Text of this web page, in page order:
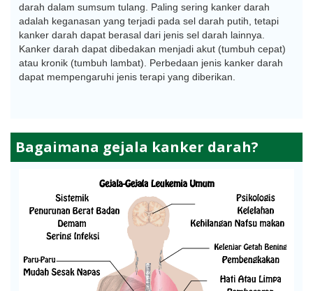
darah dalam sumsum tulang. Paling sering kanker darah
adalah keganasan yang terjadi pada sel darah putih, tetapi
kanker darah dapat berasal dari jenis sel darah lainnya.
Kanker darah dapat dibedakan menjadi akut (tumbuh cepat)
atau kronik (tumbuh lambat). Perbedaan jenis kanker darah
dapat mempengaruhi jenis terapi yang diberikan.
Bagaimana gejala kanker darah?